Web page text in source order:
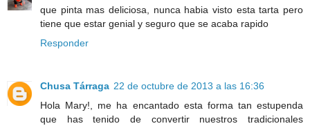
que pinta mas deliciosa, nunca habia visto esta tarta pero
tiene que estar genial y seguro que se acaba rapido
Responder
Chusa Tárraga 22 de octubre de 2013 a las 16:36
Hola Mary!, me ha encantado esta forma tan estupenda
que has tenido de convertir nuestros tradicionales